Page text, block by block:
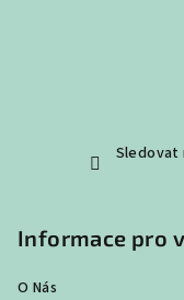
Sledovat
Informace pro
O Nás